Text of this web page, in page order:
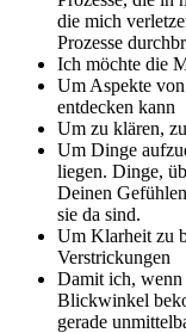
die mich
Prozesse
Ich möchte die
Um Aspekte
entdecken kann
Um zu klären,
Um Dinge
liegen. Dinge,
Deinen
sie da sind.
Um Klarheit zu
Verstrickungen
Damit ich, wenn
Blickwinkel
gerade